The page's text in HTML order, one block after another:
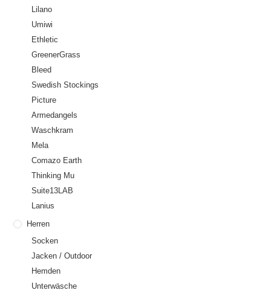
Lilano
Umiwi
Ethletic
GreenerGrass
Bleed
Swedish Stockings
Picture
Armedangels
Waschkram
Mela
Comazo Earth
Thinking Mu
Suite13LAB
Lanius
Herren
Socken
Jacken / Outdoor
Hemden
Unterwäsche